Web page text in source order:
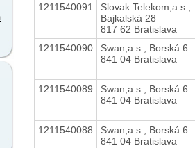
1211540091
Slovak Telekom,a.s.,
Bajkalská 28
817 62 Bratislava
1211540090
Swan,a.s., Borská 6
841 04 Bratislava
1211540089
Swan,a.s., Borská 6
841 04 Bratislava
1211540088
Swan,a.s., Borská 6
841 04 Bratislava